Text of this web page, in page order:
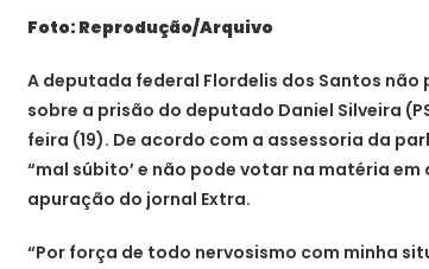
Foto: Reprodução/Arquivo
A deputada federal Flordelis dos Santos
sobre a prisão do deputado Daniel Silveira
feira (19). De acordo com a assessoria da
“mal súbito’ e não pode votar na matéria
apuração do jornal Extra.
“Por força de todo nervosismo com minha